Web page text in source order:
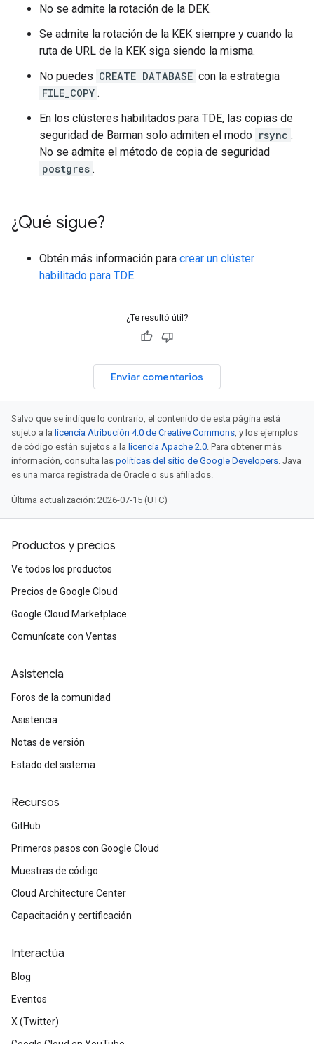
No se admite la rotación de la DEK.
Se admite la rotación de la KEK siempre y cuando la
ruta de URL de la KEK siga siendo la misma.
No puedes CREATE DATABASE con la estrategia
FILE_COPY .
En los clústeres habilitados para TDE, las copias de
seguridad de Barman solo admiten el modo rsync .
No se admite el método de copia de seguridad
postgres .
¿Qué sigue?
Obtén más información para crear un clúster
habilitado para TDE.
¿Te resultó útil?
Enviar comentarios
Salvo que se indique lo contrario, el contenido de esta página está
sujeto a la licencia Atribución 4.0 de Creative Commons, y los ejemplos
de código están sujetos a la licencia Apache 2.0. Para obtener más
información, consulta las políticas del sitio de Google Developers. Java
es una marca registrada de Oracle o sus afiliados.
Última actualización: 2026-07-15 (UTC)
Productos y precios
Ve todos los productos
Precios de Google Cloud
Google Cloud Marketplace
Comunícate con Ventas
Asistencia
Foros de la comunidad
Asistencia
Notas de versión
Estado del sistema
Recursos
GitHub
Primeros pasos con Google Cloud
Muestras de código
Cloud Architecture Center
Capacitación y certificación
Interactúa
Blog
Eventos
X (Twitter)